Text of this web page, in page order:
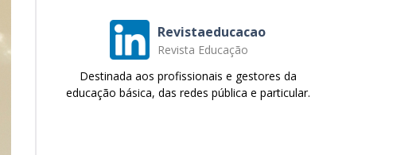
Revistaeducacao
Revista Educação
Destinada aos profissionais e gestores da
educação básica, das redes pública e particular.